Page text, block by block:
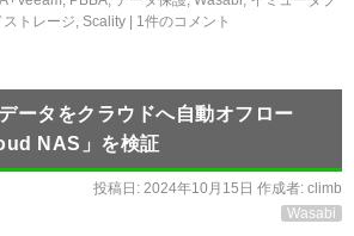
ストレージ, Scality 1件のコメント
ータをクラウドへ自動オフロー
NAS」を検証
投稿日: 2024年10月15日 作成者: climb
Wasabi